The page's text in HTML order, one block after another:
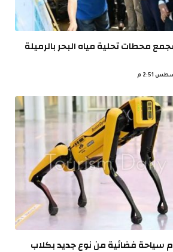
محطات تحلية مياه البحر بالرميلة
سياحة فضائية من نوع جديد بكلاب